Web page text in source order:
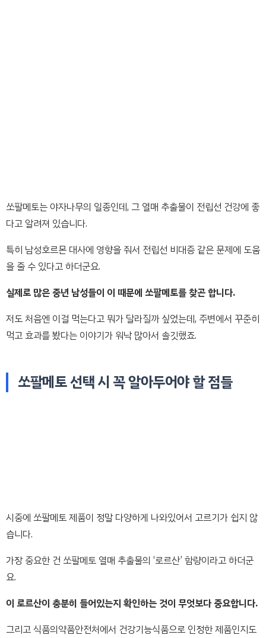
쏘팔메토는 야자나무의 일종인데, 그 열매 추출물이 전립선 건강에 좋
다고 알려져 있습니다.
특히 남성호르몬 대사에 영향을 줘서 전립선 비대증 같은 문제에 도움
을 줄 수 있다고 하더군요.
실제로 많은 중년 남성들이 이 때문에 쏘팔메토를 찾곤 합니다.
저도 처음엔 이걸 먹는다고 뭐가 달라질까 싶었는데, 주변에서 꾸준히
먹고 효과를 봤다는 이야기가 워낙 많아서 솔깃했죠.
쏘팔메토 선택 시 꼭 알아두어야 할 점들
시중에 쏘팔메토 제품이 정말 다양하게 나와있어서 고르기가 쉽지 않
습니다.
가장 중요한 건 쏘팔메토 열매 추출물의 ‘로르산’ 함량이라고 하더군
요.
이 로르산이 충분히 들어있는지 확인하는 것이 무엇보다 중요합니다.
그리고 식품의약품안전처에서 건강기능식품으로 인정한 제품인지도